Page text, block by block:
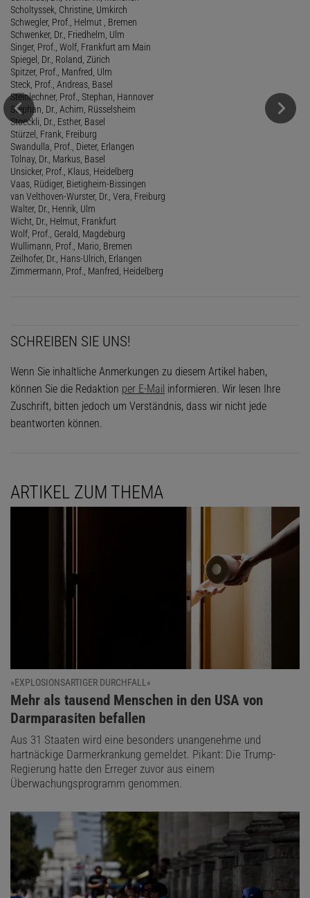
Scholtyssek, Christine, Umkirch
Schwegler, Prof., Helmut , Bremen
Schwenker, Dr., Friedhelm, Ulm
Singer, Prof., Wolf, Frankfurt am Main
Spiegel, Dr., Roland, Zürich
Spitzer, Prof., Manfred, Ulm
Steck, Prof., Andreas, Basel
Steinlechner, Prof., Stephan, Hannover
Stephan, Dr., Achim, Rüsselsheim
Stoeckli, Dr., Esther, Basel
Stürzel, Frank, Freiburg
Swandulla, Prof., Dieter, Erlangen
Tolnay, Dr., Markus, Basel
Unsicker, Prof., Klaus, Heidelberg
Vaas, Rüdiger, Bietigheim-Bissingen
van Velthoven-Wurster, Dr., Vera, Freiburg
Walter, Dr., Henrik, Ulm
Wicht, Dr., Helmut, Frankfurt
Wolf, Prof., Gerald, Magdeburg
Wullimann, Prof., Mario, Bremen
Zeilhofer, Dr., Hans-Ulrich, Erlangen
Zimmermann, Prof., Manfred, Heidelberg
SCHREIBEN SIE UNS!
Wenn Sie inhaltliche Anmerkungen zu diesem Artikel haben,
können Sie die Redaktion per E-Mail informieren. Wir lesen Ihre
Zuschrift, bitten jedoch um Verständnis, dass wir nicht jede
beantworten können.
ARTIKEL ZUM THEMA
»EXPLOSIONSARTIGER DURCHFALL«
:
Mehr als tausend Menschen in den USA von
Darmparasiten befallen
Aus 31 Staaten wird eine besonders unangenehme und
hartnäckige Darmerkrankung gemeldet. Pikant: Die Trump-
Regierung hatte den Erreger zuvor aus einem
Überwachungsprogramm genommen.